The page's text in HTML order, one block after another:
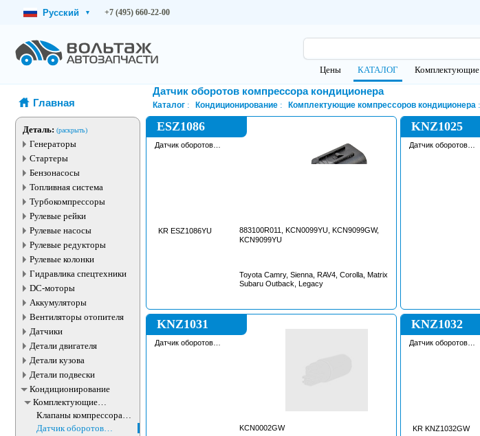
Русский ▾ +7 (495) 660-22-00
Цены КАТАЛОГ Комплектующие
Главная
Деталь: (раскрыть)
Генераторы
Стартеры
Бензонасосы
Топливная система
Турбокомпрессоры
Рулевые рейки
Рулевые насосы
Рулевые редукторы
Рулевые колонки
Гидравлика спецтехники
DC-моторы
Аккумуляторы
Вентиляторы отопителя
Датчики
Детали двигателя
Детали кузова
Детали подвески
Кондиционирование
Комплектующие
компрессоров
кондиционера
Клапаны компрессора
кондиционера
Датчик оборотов
Датчик оборотов компрессора кондиционера
Каталог Кондиционирование Комплектующие компрессоров кондиционера
ESZ1086
Датчик оборотов
KR ESZ1086YU
883100R011, KCN0099YU, KCN9099GW,
KCN9099YU
Toyota Camry, Sienna, RAV4, Corolla, Matrix
Subaru Outback, Legacy
KNZ1025
Датчик оборотов
KNZ1031
Датчик оборотов
KCN0002GW
KNZ1032
Датчик оборотов
KR KNZ1032GW